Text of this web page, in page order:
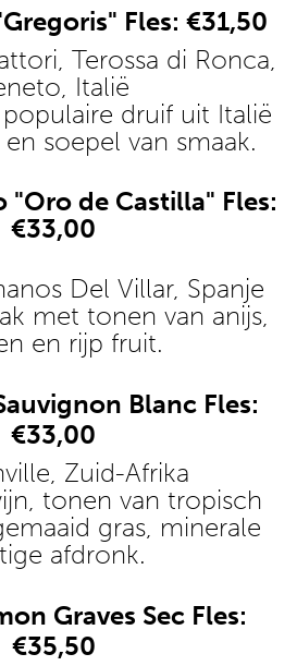
Fles: €31,50
Terossa di Ronca,
Italië
druif uit Italië
soepel van smaak.
"Oro de Castilla" Fles:
€33,00
Del Villar, Spanje
met tonen van anijs,
en rijp fruit.
Blanc Fles:
€33,00
Zuid-Afrika
tonen van tropisch
gras, minerale
afdronk.
Graves Sec Fles:
€35,50